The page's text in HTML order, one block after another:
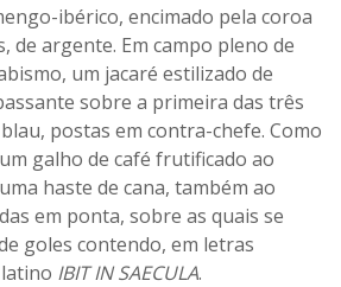
ibérico, encimado pela coroa
de argente. Em campo pleno de
um jacaré estilizado de
sobre a primeira das três
postas em contra-chefe. Como
galho de café frutificado ao
haste de cana, também ao
em ponta, sobre as quais se
goles contendo, em letras
IBIT IN SAECULA.